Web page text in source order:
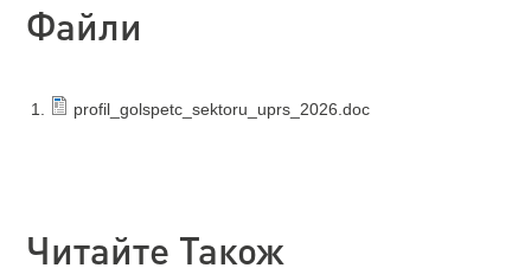
Файли
profil_golspetc_sektoru_uprs_2026.doc
Читайте Також